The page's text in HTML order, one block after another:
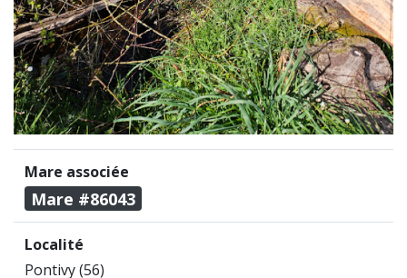
Mare associée
Mare #86043
Localité
Pontivy (56)